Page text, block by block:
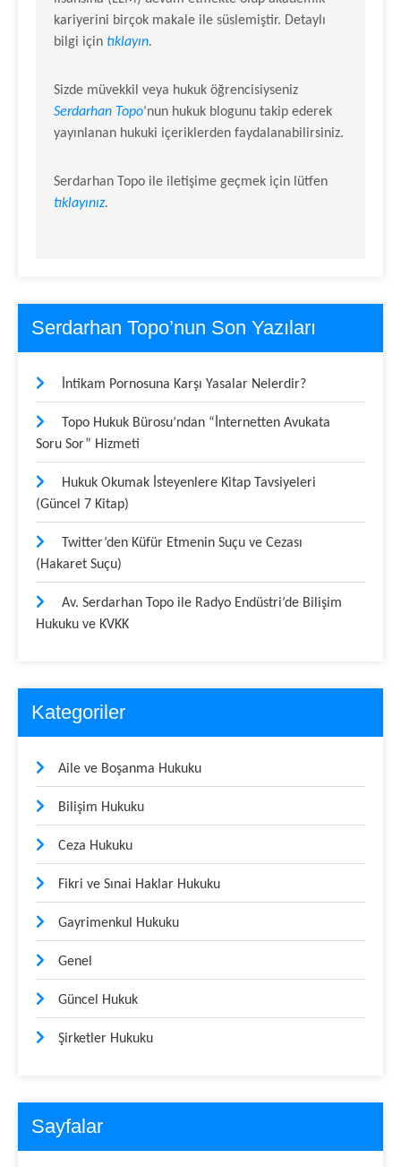
kariyerini birçok makale ile süslemiştir. Detaylı
bilgi için tıklayın.
Sizde müvekkil veya hukuk öğrencisiyseniz
Serdarhan Topo‘nun hukuk blogunu takip ederek
yayınlanan hukuki içeriklerden faydalanabilirsiniz.
Serdarhan Topo ile iletişime geçmek için lütfen
tıklayınız.
Serdarhan Topo’nun Son Yazıları
İntikam Pornosuna Karşı Yasalar Nelerdir?
Topo Hukuk Bürosu’ndan “İnternetten Avukata
Soru Sor” Hizmeti
Hukuk Okumak İsteyenlere Kitap Tavsiyeleri
(Güncel 7 Kitap)
Twitter’den Küfür Etmenin Suçu ve Cezası
(Hakaret Suçu)
Av. Serdarhan Topo ile Radyo Endüstri’de Bilişim
Hukuku ve KVKK
Kategoriler
Aile ve Boşanma Hukuku
Bilişim Hukuku
Ceza Hukuku
Fikri ve Sınai Haklar Hukuku
Gayrimenkul Hukuku
Genel
Güncel Hukuk
Şirketler Hukuku
Sayfalar